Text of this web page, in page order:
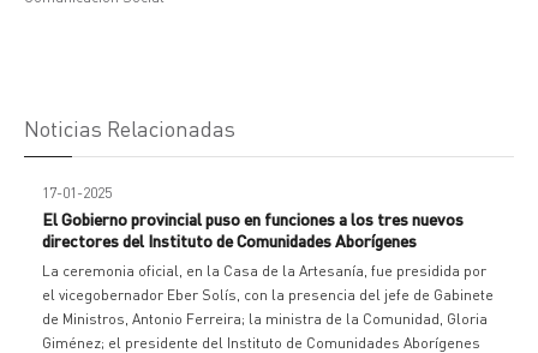
Noticias Relacionadas
17-01-2025
El Gobierno provincial puso en funciones a los tres nuevos
directores del Instituto de Comunidades Aborígenes
La ceremonia oficial, en la Casa de la Artesanía, fue presidida por
el vicegobernador Eber Solís, con la presencia del jefe de Gabinete
de Ministros, Antonio Ferreira; la ministra de la Comunidad, Gloria
Giménez; el presidente del Instituto de Comunidades Aborígenes